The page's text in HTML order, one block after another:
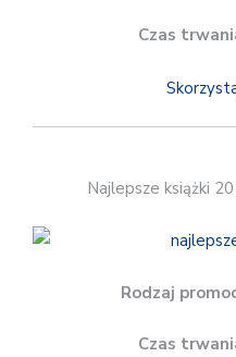
Czas
Najlepsze książki
Rodzaj
Czas